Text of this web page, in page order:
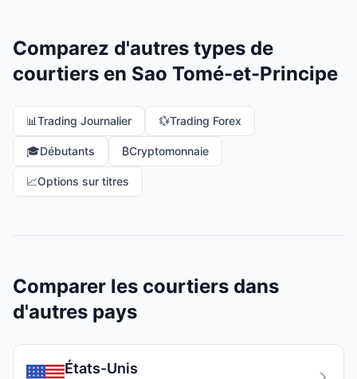
Comparez d'autres types de
courtiers en Sao Tomé-et-Principe
📊Trading Journalier 💱Trading Forex
🎓Débutants ₿Cryptomonnaie
📈Options sur titres
Comparer les courtiers dans
d'autres pays
États-Unis